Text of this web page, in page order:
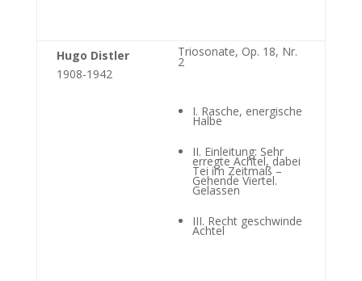
Hugo Distler
1908-1942
Triosonate, Op. 18, Nr.
2
I. Rasche, energische
Halbe
II. Einleitung: Sehr
erregte Achtel, dabei
Tei im Zeitmaß –
Gehende Viertel.
Gelassen
III. Recht geschwinde
Achtel